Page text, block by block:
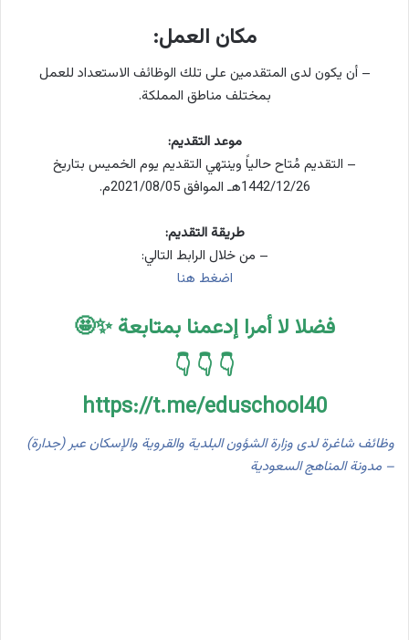
مكان العمل:
– أن يكون لدى المتقدمين على تلك الوظائف الاستعداد للعمل
بمختلف مناطق المملكة.
موعد التقديم:
– التقديم مُتاح حالياً وينتهي التقديم يوم الخميس بتاريخ
1442/12/26هـ الموافق 2021/08/05م.
طريقة التقديم:
– من خلال الرابط التالي:
اضغط هنا
فضلا لا أمرا إدعمنا بمتابعة ✨🤩
👇 👇 👇
https://t.me/eduschool40
وظائف شاغرة لدى وزارة الشؤون البلدية والقروية والإسكان عبر (جدارة)
– مدونة المناهج السعودية